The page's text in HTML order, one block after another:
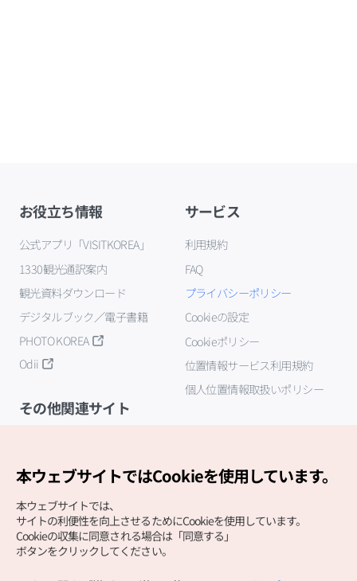
お役立ち情報
公式アプリ「VISITKOREA」
1330観光通訳案内
観光資料ダウンロード
デジタルブック／電子書籍
PHOTO KOREA
Odii
サービス
利用規約
FAQ
プライバシーポリシー
Cookieの設定
Cookieポリシー
位置情報サービス利用規約
個人位置情報取扱いポリシー
その他関連サイト
本ウェブサイトではCookieを使用しています。
本ウェブサイトでは、
サイトの利便性を向上させるためにCookieを使用しています。
Cookieの収集に同意される場合は「同意する」
ボタンをクリックしてください。